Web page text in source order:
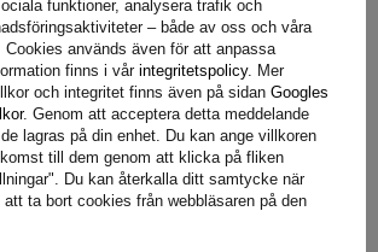
komponenter, vilket säkerställer deras
motståndskraft mot yttre faktorer.
funktioner, analysera trafik och
– både av oss och våra
Cookies används även för att anpassa
finns i vår integritetspolicy. Mer
och integritet finns även på sidan Googles
. Genom att acceptera detta meddelande
lagras på din enhet. Du kan ange villkoren
till dem genom att klicka på fliken
Du kan återkalla ditt samtycke när
ta bort cookies från webbläsaren på den